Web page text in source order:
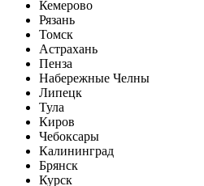
Кемерово
Рязань
Томск
Астрахань
Пенза
Набережные Челны
Липецк
Тула
Киров
Чебоксары
Калининград
Брянск
Курск